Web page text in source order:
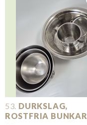
53. DURKSLAG,
ROSTFRIA BUNKAR